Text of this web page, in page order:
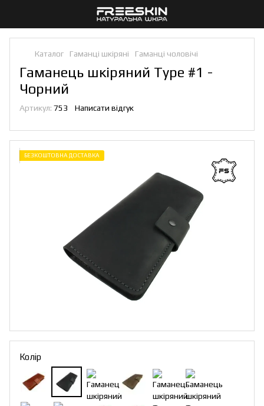
Каталог Гаманці шкіряні Гаманці чоловічі
Гаманець шкіряний Type #1 -
Чорний
Артикул: 753 Написати відгук
БЕЗКОШТОВНА ДОСТАВКА
Колір